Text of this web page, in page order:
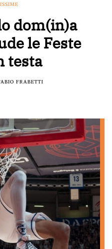
dom(in)a
le Feste
testa
FRABETTI